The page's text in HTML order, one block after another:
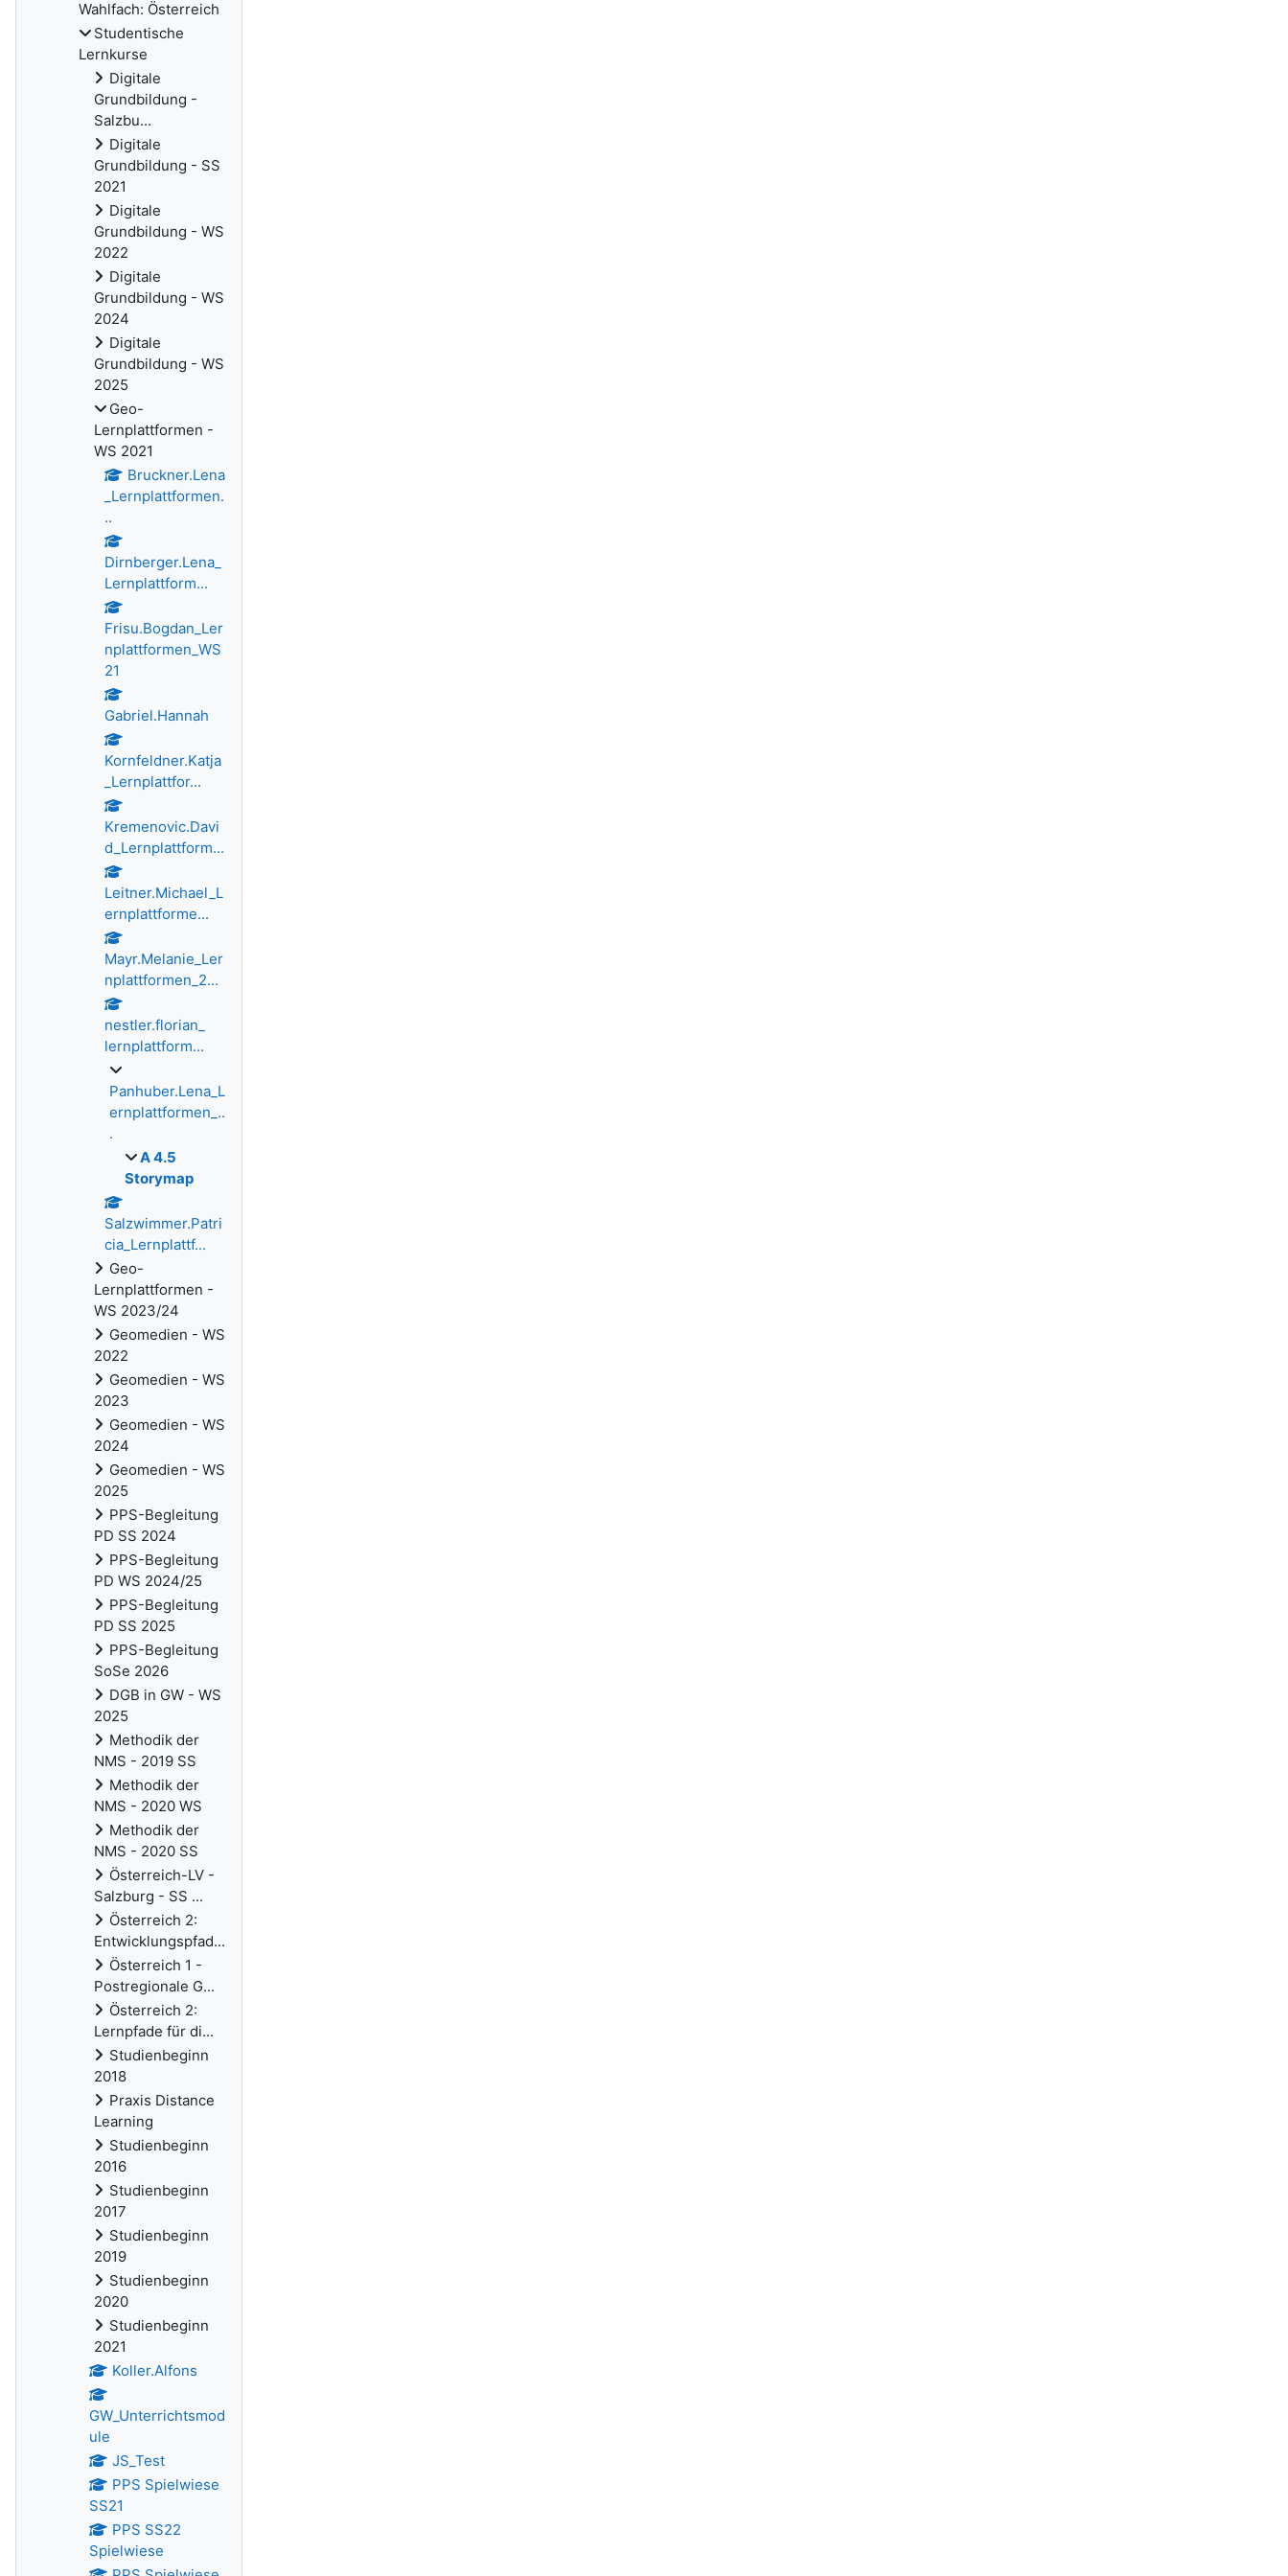
Wahlfach: Österreich
Studentische
Lernkurse
Digitale
Grundbildung -
Salzbu...
Digitale
Grundbildung - SS
2021
Digitale
Grundbildung - WS
2022
Digitale
Grundbildung - WS
2024
Digitale
Grundbildung - WS
2025
Geo-
Lernplattformen -
WS 2021
Bruckner.Lena
_Lernplattformen.
..
Dirnberger.Lena_
Lernplattform...
Frisu.Bogdan_Ler
nplattformen_WS
21
Gabriel.Hannah
Kornfeldner.Katja
_Lernplattfor...
Kremenovic.Davi
d_Lernplattform...
Leitner.Michael_L
ernplattforme...
Mayr.Melanie_Ler
nplattformen_2...
nestler.florian_
lernplattform...
Panhuber.Lena_L
ernplattformen_..
.
A 4.5
Storymap
Salzwimmer.Patri
cia_Lernplattf...
Geo-
Lernplattformen -
WS 2023/24
Geomedien - WS
2022
Geomedien - WS
2023
Geomedien - WS
2024
Geomedien - WS
2025
PPS-Begleitung
PD SS 2024
PPS-Begleitung
PD WS 2024/25
PPS-Begleitung
PD SS 2025
PPS-Begleitung
SoSe 2026
DGB in GW - WS
2025
Methodik der
NMS - 2019 SS
Methodik der
NMS - 2020 WS
Methodik der
NMS - 2020 SS
Österreich-LV -
Salzburg - SS ...
Österreich 2:
Entwicklungspfad...
Österreich 1 -
Postregionale G...
Österreich 2:
Lernpfade für di...
Studienbeginn
2018
Praxis Distance
Learning
Studienbeginn
2016
Studienbeginn
2017
Studienbeginn
2019
Studienbeginn
2020
Studienbeginn
2021
Koller.Alfons
GW_Unterrichtsmod
ule
JS_Test
PPS Spielwiese
SS21
PPS SS22
Spielwiese